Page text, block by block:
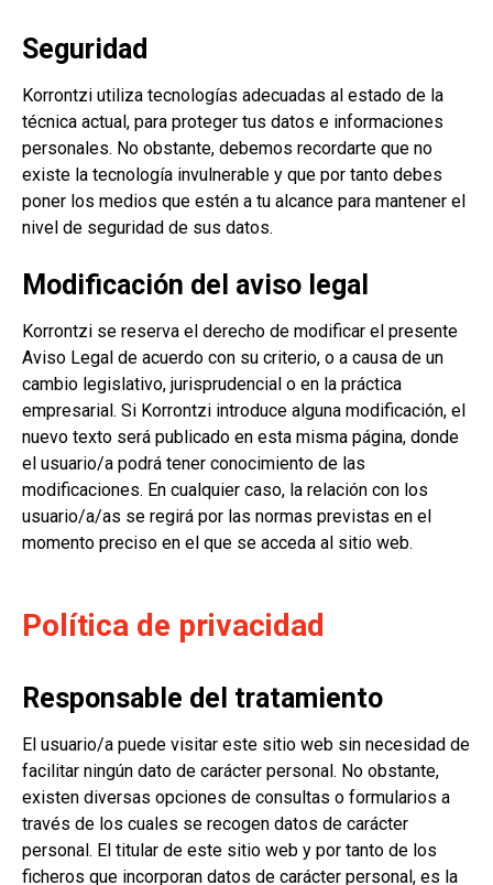
Seguridad
Korrontzi utiliza tecnologías adecuadas al estado de la
técnica actual, para proteger tus datos e informaciones
personales. No obstante, debemos recordarte que no
existe la tecnología invulnerable y que por tanto debes
poner los medios que estén a tu alcance para mantener el
nivel de seguridad de sus datos.
Modificación del aviso legal
Korrontzi se reserva el derecho de modificar el presente
Aviso Legal de acuerdo con su criterio, o a causa de un
cambio legislativo, jurisprudencial o en la práctica
empresarial. Si Korrontzi introduce alguna modificación, el
nuevo texto será publicado en esta misma página, donde
el usuario/a podrá tener conocimiento de las
modificaciones. En cualquier caso, la relación con los
usuario/a/as se regirá por las normas previstas en el
momento preciso en el que se acceda al sitio web.
Política de privacidad
Responsable del tratamiento
El usuario/a puede visitar este sitio web sin necesidad de
facilitar ningún dato de carácter personal. No obstante,
existen diversas opciones de consultas o formularios a
través de los cuales se recogen datos de carácter
personal. El titular de este sitio web y por tanto de los
ficheros que incorporan datos de carácter personal, es la